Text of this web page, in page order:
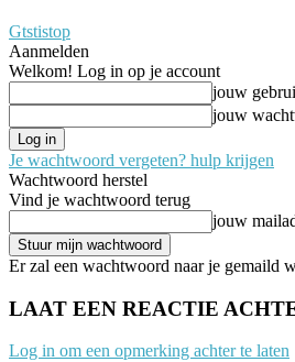
Gtstistop
Aanmelden
Welkom! Log in op je account
jouw
jouw
Je wachtwoord vergeten? hulp krijgen
Wachtwoord herstel
Vind je wachtwoord terug
jouw
Er zal een wachtwoord naar je gemaild
LAAT EEN REACTIE
Log in om een opmerking achter te laten